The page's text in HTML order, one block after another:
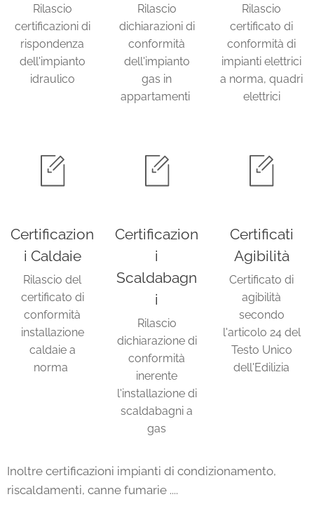
Rilascio
certificazioni di
rispondenza
dell'impianto
idraulico
Rilascio
dichiarazioni di
conformità
dell'impianto
gas in
appartamenti
Rilascio
certificato di
conformità di
impianti elettrici
a norma, quadri
elettrici
Certificazion
i Caldaie
Rilascio del
certificato di
conformità
installazione
caldaie a
norma
Certificazion
i
Scaldabagn
i
Rilascio
dichiarazione di
conformità
inerente
l'installazione di
scaldabagni a
gas
Certificati
Agibilità
Certificato di
agibilità
secondo
l'articolo 24 del
Testo Unico
dell'Edilizia
Inoltre certificazioni impianti di condizionamento,
riscaldamenti, canne fumarie ....